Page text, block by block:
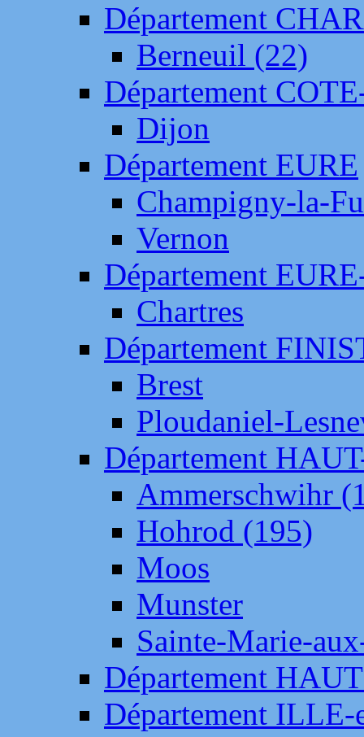
Département
Berneuil (22)
Département
Dijon
Département EURE
Champigny-la-
Vernon
Département
Chartres
Département
Brest
Ploudaniel-
Département
Ammerschwihr
Hohrod (195)
Moos
Munster
Sainte-Marie-
Département
Département